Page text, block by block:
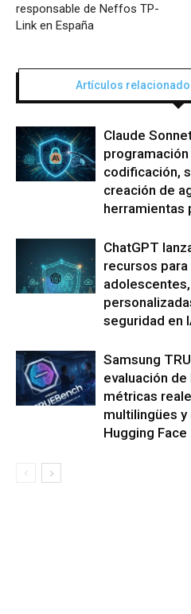
responsable de Neffos TP-
Link en España
Artículos
Claude
programación
codificación,
creación de
herramientas
ChatGPT
recursos
seguridad en
Samsung
evaluación
métricas
multilingües
Hugging Face